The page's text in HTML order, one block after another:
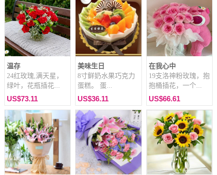
温存
24红玫瑰,满天星，
绿叶，花瓶插花...
US$73.11
美味生日
8寸鲜奶水果巧克力
蛋糕。 蛋...
US$36.11
在我心中
19支洛神粉玫瑰，抱
抱桶插花，一个...
US$66.61